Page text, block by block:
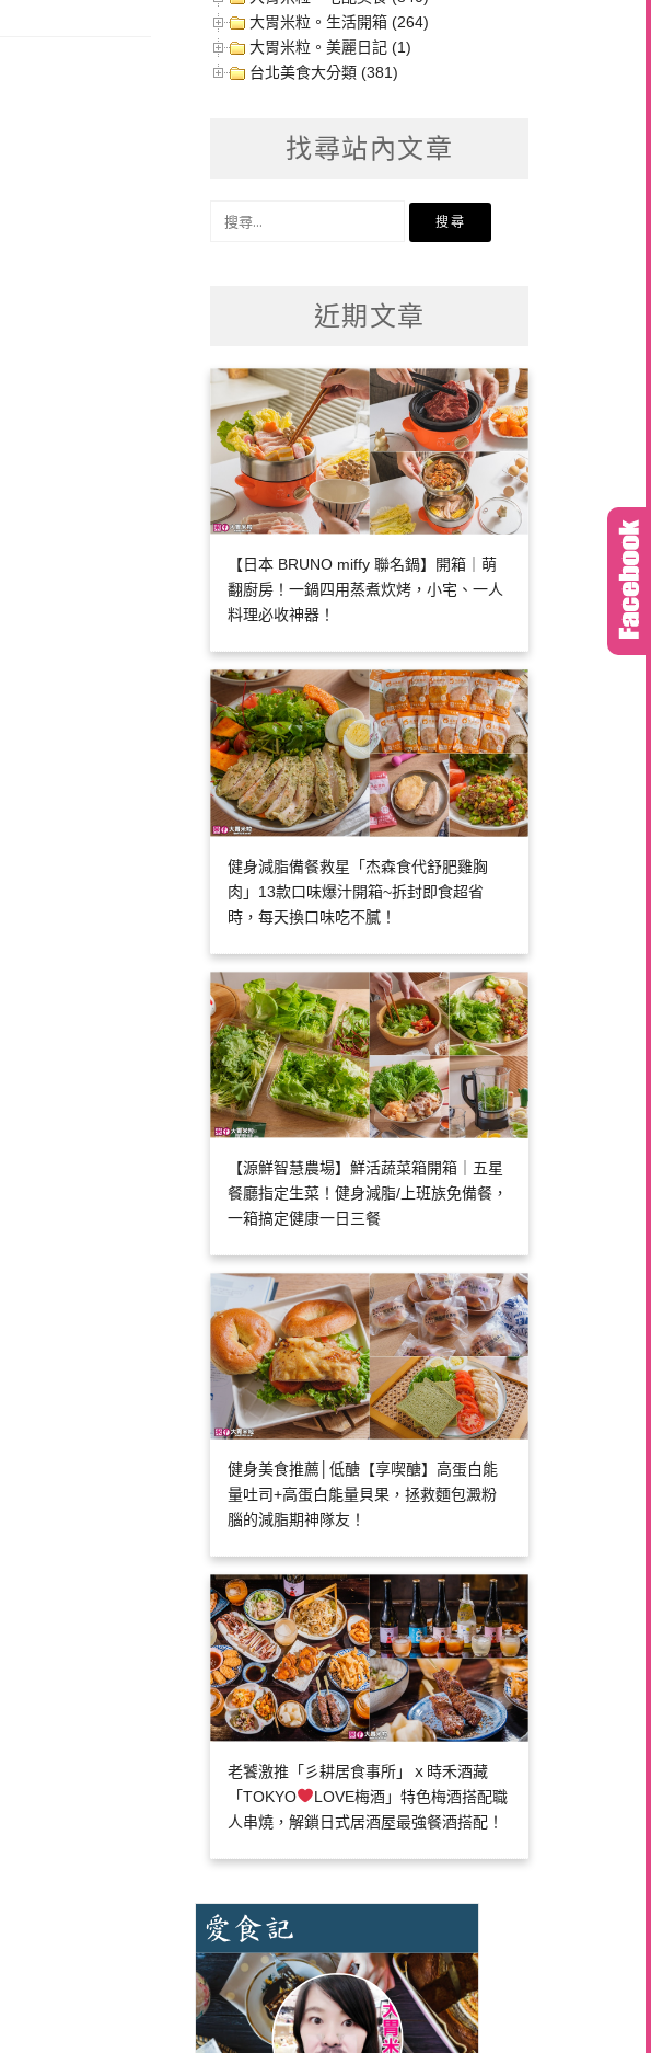
大胃米粒。生活開箱 (264)
大胃米粒。美麗日記 (1)
台北美食大分類 (381)
找尋站內文章
近期文章
【日本 BRUNO miffy 聯名鍋】開箱｜萌
翻廚房！一鍋四用蒸煮炊烤，小宅、一人
料理必收神器！
健身減脂備餐救星「杰森食代舒肥雞胸
肉」13款口味爆汁開箱~拆封即食超省
時，每天換口味吃不膩！
【源鮮智慧農場】鮮活蔬菜箱開箱｜五星
餐廳指定生菜！健身減脂/上班族免備餐，
一箱搞定健康一日三餐
健身美食推薦│低醣【享喫醣】高蛋白能
量吐司+高蛋白能量貝果，拯救麵包澱粉
腦的減脂期神隊友！
老饕激推「彡耕居食事所」ｘ時禾酒藏
「TOKYO
LOVE梅酒」特色梅酒搭配職
人串燒，解鎖日式居酒屋最強餐酒搭配！